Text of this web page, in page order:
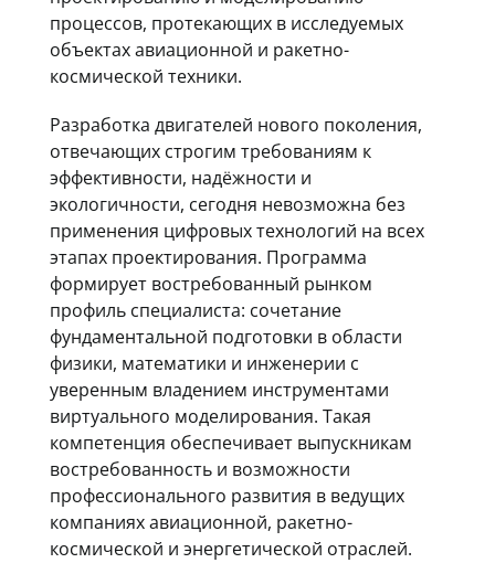
процессов, протекающих в исследуемых
объектах авиационной и ракетно-
космической техники.
Разработка двигателей нового поколения,
отвечающих строгим требованиям к
эффективности, надёжности и
экологичности, сегодня невозможна без
применения цифровых технологий на всех
этапах проектирования. Программа
формирует востребованный рынком
профиль специалиста: сочетание
фундаментальной подготовки в области
физики, математики и инженерии с
уверенным владением инструментами
виртуального моделирования. Такая
компетенция обеспечивает выпускникам
востребованность и возможности
профессионального развития в ведущих
компаниях авиационной, ракетно-
космической и энергетической отраслей.